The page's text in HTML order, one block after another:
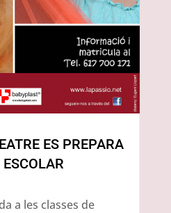
ES PREPARA
a les classes de